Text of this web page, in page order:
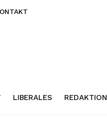
LIBERALES REDAKTION